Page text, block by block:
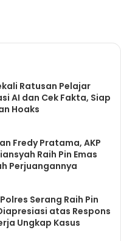
Ratusan Pelajar
AI dan Cek Fakta, Siap
Hoaks
Fredy Pratama, AKP
Raih Pin Emas
Perjuangannya
Serang Raih Pin
atas Respons
Ungkap Kasus